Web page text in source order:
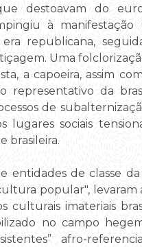
destoavam do
à
republicana,
Uma
a capoeira, assim
representativo da
de
sociais
brasileira.
entidades de classe
popular", levaram
imateriais
no campo
afro-